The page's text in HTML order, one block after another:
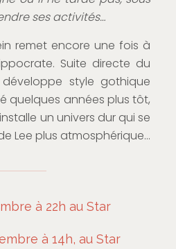
ses activités…
remet encore une fois à
Suite directe du
style gothique
quelques années plus tôt,
un univers dur qui se
Lee plus atmosphérique…
à 22h au Star
à 14h, au Star